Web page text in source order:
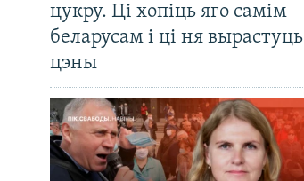
цукру. Ці хопіць яго самім
беларусам і ці ня вырастуць
цэны